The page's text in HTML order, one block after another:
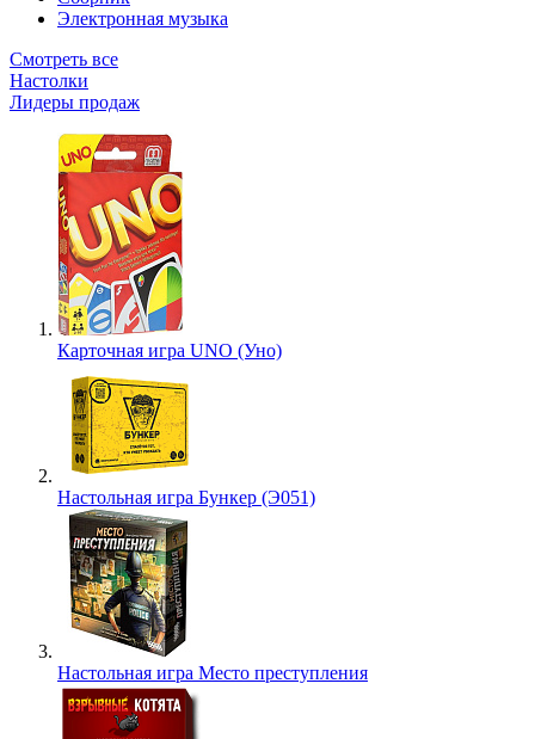
Электронная музыка
Смотреть все
Настолки
Лидеры продаж
Карточная игра UNO (Уно)
Настольная игра Бункер (Э051)
Настольная игра Место преступления